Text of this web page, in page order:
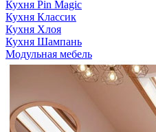
Кухня Pin Magic
Кухня Классик
Кухня Хлоя
Кухня Шампань
Модульная мебель